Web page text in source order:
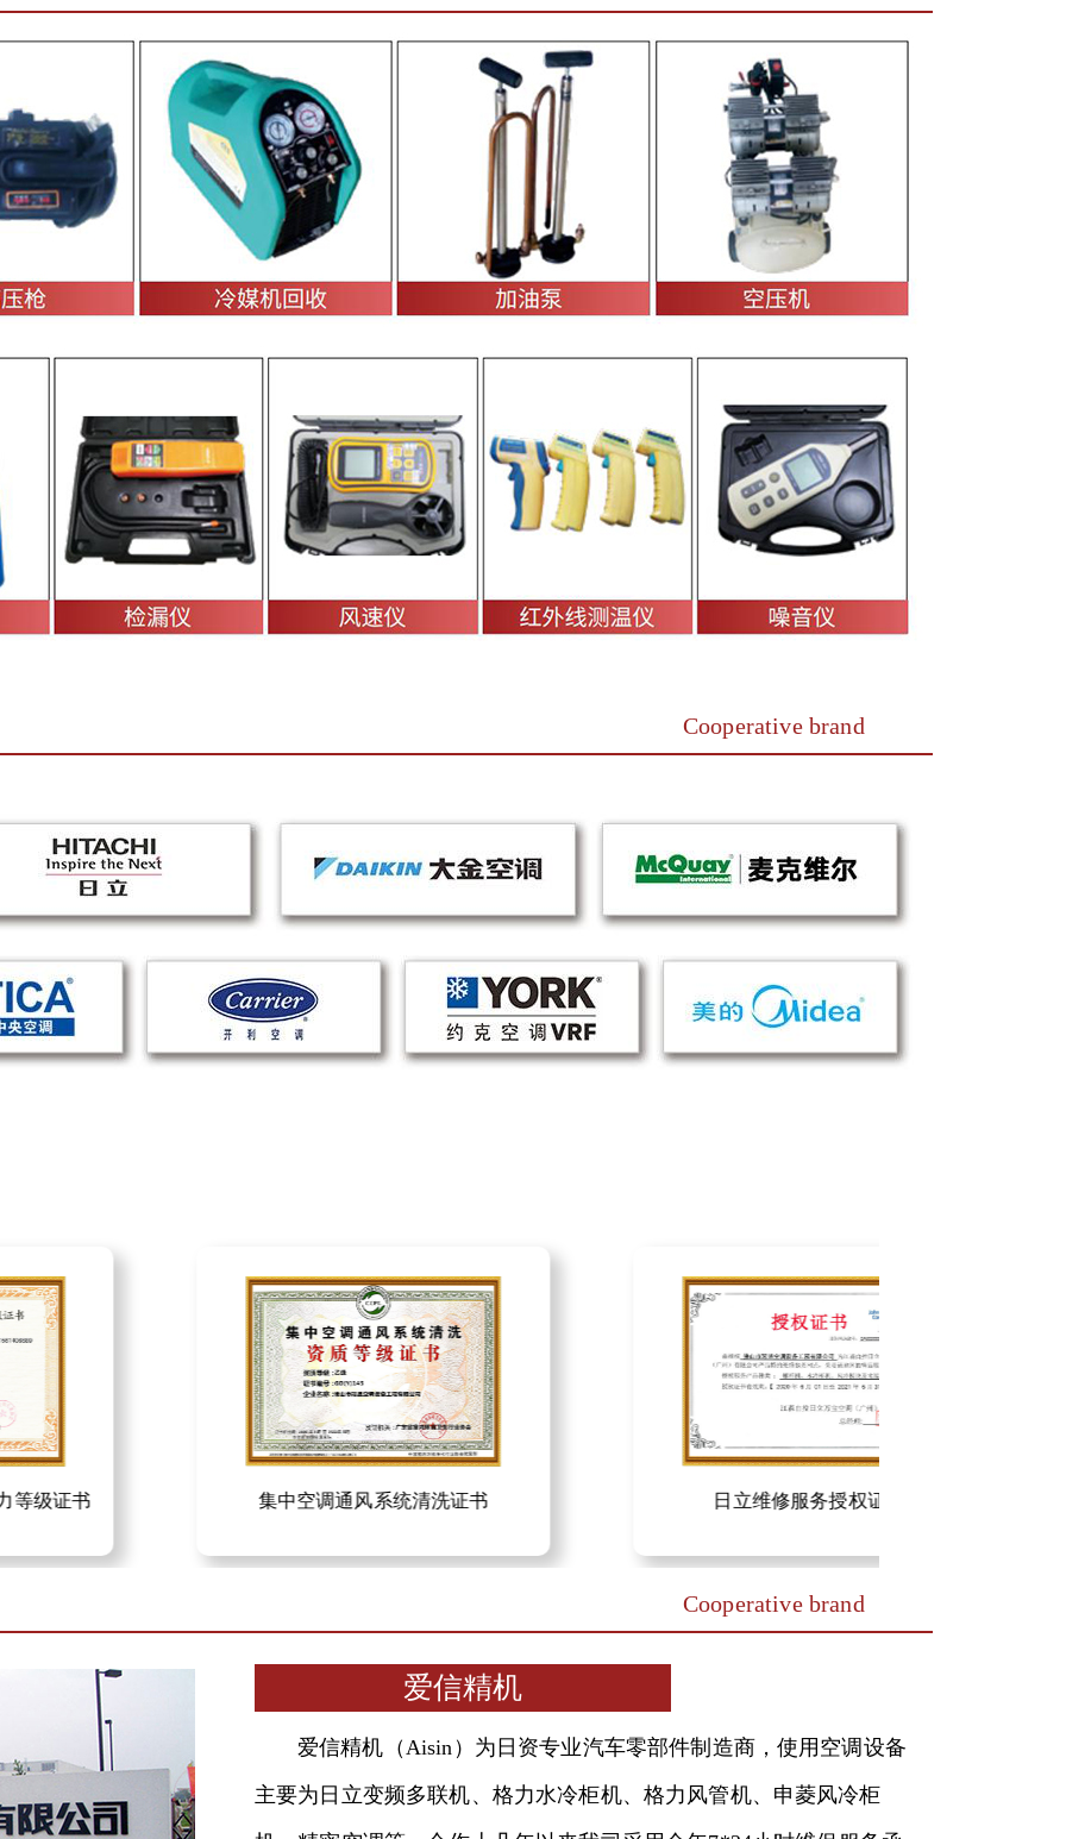
Cooperative brand
等级证书 集中空调通风系统清洗证书 日立维修服务授权证书
Cooperative brand
爱信精机
爱信精机（Aisin）为日资专业汽车零部件制造商，使用空调设备
主要为日立变频多联机、格力水冷柜机、格力风管机、申菱风冷柜